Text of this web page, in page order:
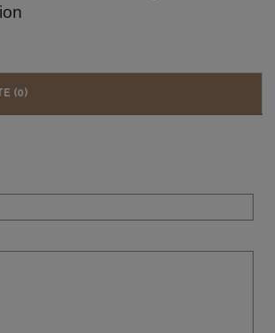
(0)